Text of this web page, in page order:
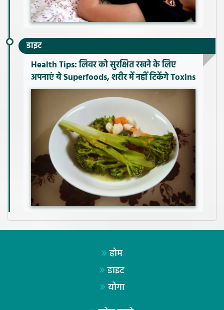
डाइट
Health Tips: लिवर को सुरक्षित रखने के लिए
अपनाएं ये Superfoods, शरीर में नहीं टिकेंगे Toxins
होम
डाइट
योगा